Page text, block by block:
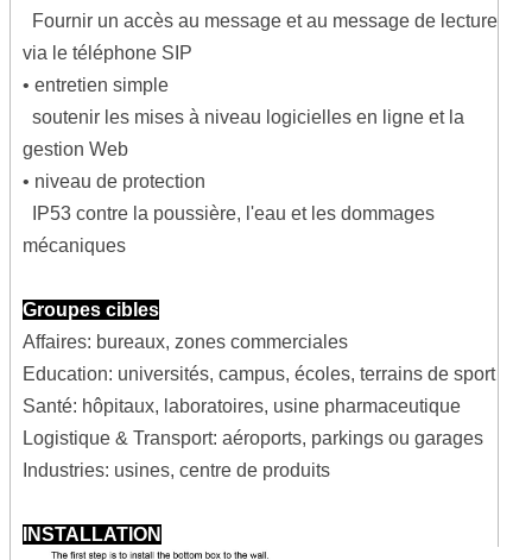
Fournir un accès au message et au message de lecture
via le téléphone SIP
• entretien simple
soutenir les mises à niveau logicielles en ligne et la
gestion Web
• niveau de protection
IP53 contre la poussière, l'eau et les dommages
mécaniques
Groupes cibles
Affaires: bureaux, zones commerciales
Education: universités, campus, écoles, terrains de sport
Santé: hôpitaux, laboratoires, usine pharmaceutique
Logistique & Transport: aéroports, parkings ou garages
Industries: usines, centre de produits
INSTALLATION